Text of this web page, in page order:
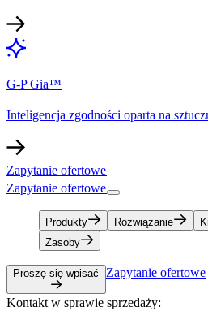
G-P Gia™​​
Inteligencja zgodności oparta na
Zapytanie ofertowe​​
Zapytanie ofertowe​​
Produkty​​ Rozwiązanie​​
Zasoby​​
Proszę się wpisać​​ Zapytanie ofertowe​​
Kontakt w sprawie sprzedaży:​​